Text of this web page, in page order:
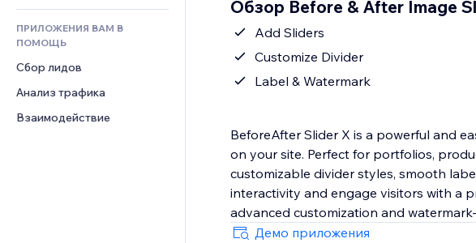
Погода
Графики и таблицы
Отзывы и комментарии
Управление отношениями с
клиентом (CRM)
ПРИЛОЖЕНИЯ ВАМ В
ПОМОЩЬ
Сбор лидов
Анализ трафика
Взаимодействие
Обзор Before & After Image
Add Sliders
Customize Divider
Label & Watermark
BeforeAfter Slider X is a powerful and
on your site. Perfect for portfolios,
customizable divider styles, smooth
interactivity and engage visitors with a
advanced customization and
Демо приложения